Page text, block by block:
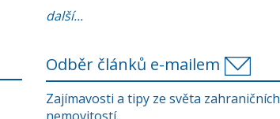
další...
Odběr článků e-mailem
Zajímavosti a tipy ze světa zahraničních